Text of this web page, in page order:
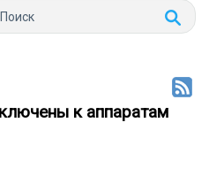
к аппаратам